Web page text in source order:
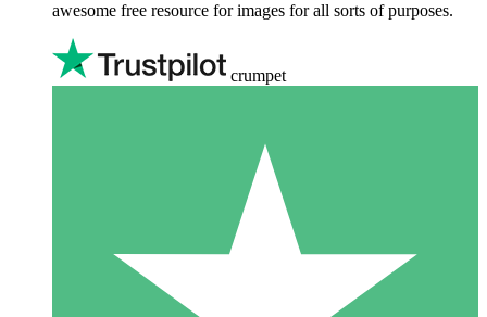
awesome free resource for images for all sorts of purposes.
crumpet